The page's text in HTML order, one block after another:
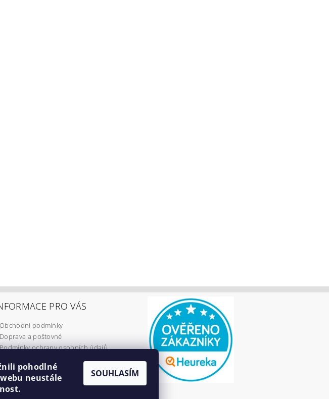
PRO VÁS
Obchodní podmínky
Doprava a poštovné
ochrany osobních údajů
od smlouvy
Formulář pro reklamaci
Minimální cena objednávky
pohodlné
neustále
SOUHLASÍM